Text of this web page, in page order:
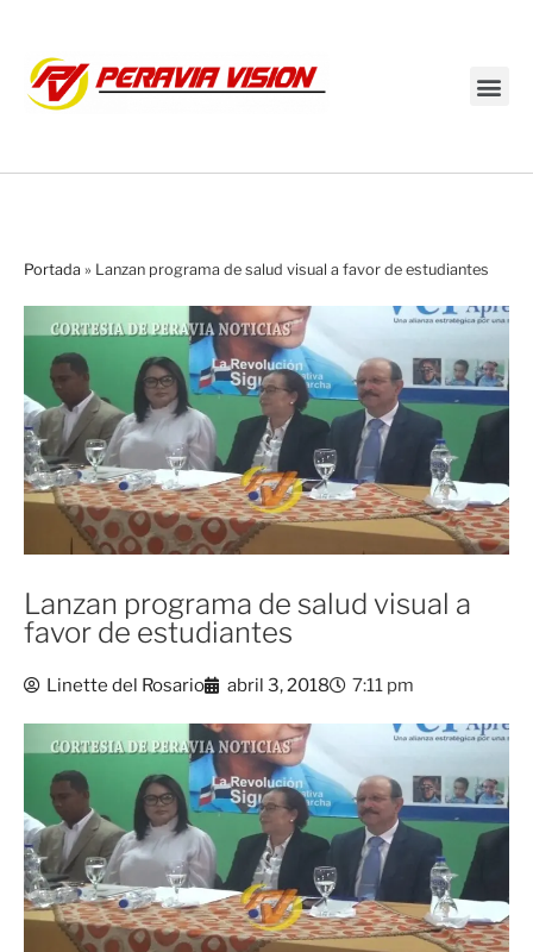
Portada » Lanzan programa de salud visual a favor de estudiantes
Lanzan programa de salud visual a
favor de estudiantes
Linette del Rosario abril 3, 2018 7:11 pm